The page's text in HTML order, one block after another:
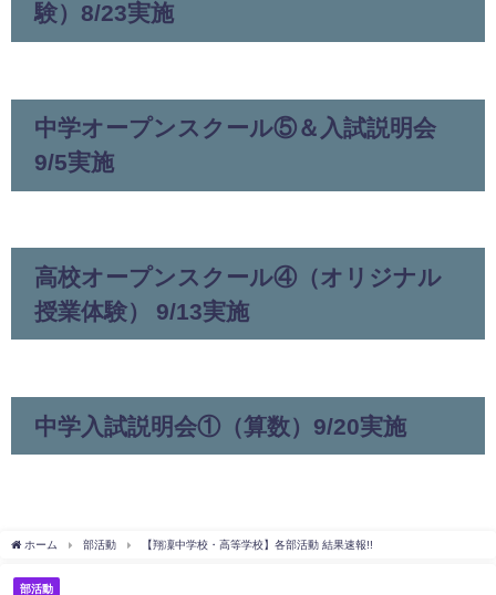
験）8/23実施
中学オープンスクール⑤＆入試説明会
9/5実施
高校オープンスクール④（オリジナル
授業体験） 9/13実施
中学入試説明会①（算数）9/20実施
ホーム 部活動 【翔凜中学校・高等学校】各部活動 結果速報!!
部活動